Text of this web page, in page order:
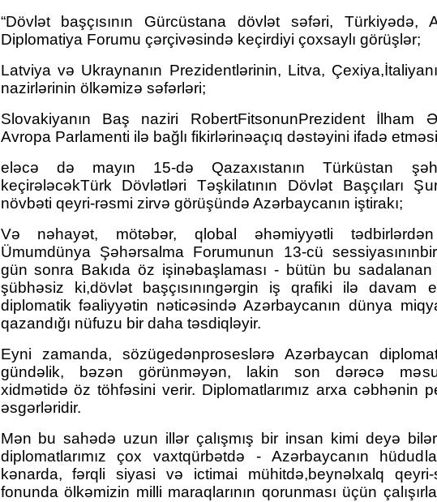
“Dövlət başçısının Gürcüstana dövlət səfəri, Türkiyədə,
Diplomatiya Forumu çərçivəsində keçirdiyi çoxsaylı görüşlər;
Latviya və Ukraynanın Prezidentlərinin, Litva,
nazirlərinin ölkəmizə səfərləri;
Slovakiyanın Baş naziri RobertFitsonunPrezident İlham
Avropa Parlamenti ilə bağlı fikirlərinəaçıq dəstəyini ifadə
eləcə də mayın 15-də Qazaxıstanın Türküstan
keçirələcəkTürk Dövlətləri Təşkilatının Dövlət Başçıları
növbəti qeyri-rəsmi zirvə görüşündə Azərbaycanın iştirakı;
Və nəhayət, mötəbər, qlobal əhəmiyyətli
Ümumdünya Şəhərsalma Forumunun 13-cü
gün sonra Bakıda öz işinəbaşlaması - bütün bu sadalanan
şübhəsiz ki,dövlət başçısınıngərgin iş qrafiki ilə davam
diplomatik fəaliyyətin nəticəsində Azərbaycanın dünya
qazandığı nüfuzu bir daha təsdiqləyir.
Eyni zamanda, sözügedənproseslərə Azərbaycan
gündəlik, bəzən görünməyən, lakin son dərəcə
xidmətidə öz töhfəsini verir. Diplomatlarımız arxa cəbhənin
əsgərləridir.
Mən bu sahədə uzun illər çalışmış bir insan kimi deyə
diplomatlarımız çox vaxtqürbətdə - Azərbaycanın
kənarda, fərqli siyasi və ictimai mühitdə,beynəlxalq qeyri-
fonunda ölkəmizin milli maraqlarının qorunması üçün
İNSAN NİYƏ SEVGİSİZ